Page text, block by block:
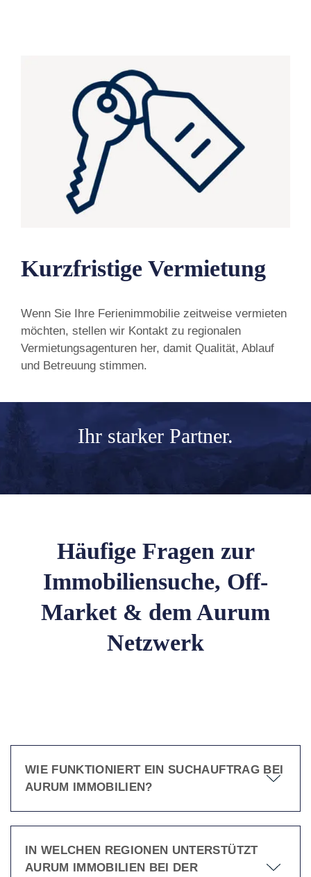
Kurzfristige Vermietung
Wenn Sie Ihre Ferienimmobilie zeitweise vermieten
möchten, stellen wir Kontakt zu regionalen
Vermietungsagenturen her, damit Qualität, Ablauf
und Betreuung stimmen.
Ihr starker Partner.
Häufige Fragen zur
Immobiliensuche, Off-
Market & dem Aurum
Netzwerk
WIE FUNKTIONIERT EIN SUCHAUFTRAG BEI
AURUM IMMOBILIEN?
IN WELCHEN REGIONEN UNTERSTÜTZT
AURUM IMMOBILIEN BEI DER